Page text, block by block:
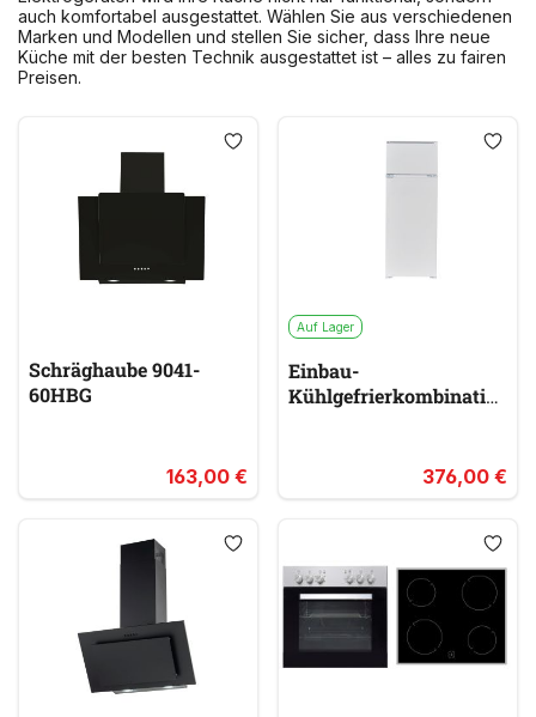
auch komfortabel ausgestattet. Wählen Sie aus verschiedenen
Marken und Modellen und stellen Sie sicher, dass Ihre neue
Küche mit der besten Technik ausgestattet ist – alles zu fairen
Preisen.
Schräghaube 9041-
60HBG
163,00 €
Auf Lager
Einbau-
Kühlgefrierkombination
376,00 €